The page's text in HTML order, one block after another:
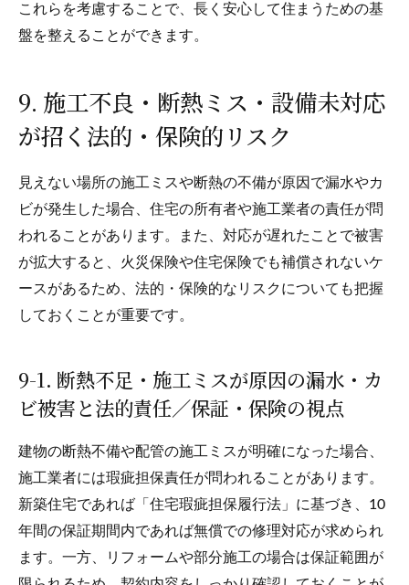
これらを考慮することで、長く安心して住まうための基
盤を整えることができます。
9. 施工不良・断熱ミス・設備未対応
が招く法的・保険的リスク
見えない場所の施工ミスや断熱の不備が原因で漏水やカ
ビが発生した場合、住宅の所有者や施工業者の責任が問
われることがあります。また、対応が遅れたことで被害
が拡大すると、火災保険や住宅保険でも補償されないケ
ースがあるため、法的・保険的なリスクについても把握
しておくことが重要です。
9-1. 断熱不足・施工ミスが原因の漏水・カ
ビ被害と法的責任／保証・保険の視点
建物の断熱不備や配管の施工ミスが明確になった場合、
施工業者には瑕疵担保責任が問われることがあります。
新築住宅であれば「住宅瑕疵担保履行法」に基づき、10
年間の保証期間内であれば無償での修理対応が求められ
ます。一方、リフォームや部分施工の場合は保証範囲が